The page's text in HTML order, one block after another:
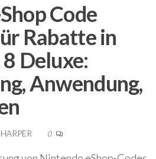
Code
Rabatte in
Deluxe:
Anwendung,
0